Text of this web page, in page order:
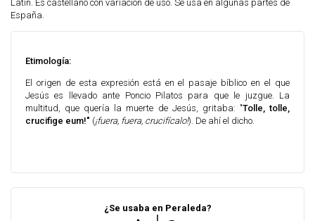
Latín. Es castellano con variación de uso. Se usa en algunas partes de
España.
Etimología:
El origen de esta expresión está en el pasaje bíblico en el que
Jesús es llevado ante Poncio Pilatos para que le juzgue. La
multitud, que quería la muerte de Jesús, gritaba: "Tolle, tolle,
crucifige eum!" (¡fuera, fuera, crucifícalo!). De ahí el dicho.
¿Se usaba en Peraleda?